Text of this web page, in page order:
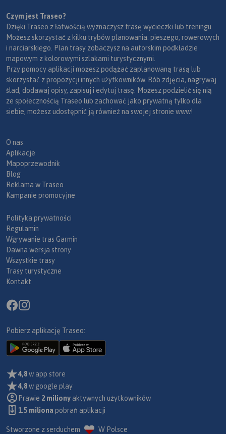
Czym jest Traseo?
Dzięki Traseo z łatwością wyznaczysz trasę wycieczki lub treningu.
Możesz skorzystać z kilku trybów planowania: pieszego, rowerowych
i narciarskiego. Plan trasy zobaczysz na autorskim podkładzie
mapowym z kolorowymi szlakami turystycznymi.
Przy pomocy aplikacji możesz podążać zaplanowaną trasą lub
skorzystać z propozycji innych użytkowników. Rób zdjęcia, nagrywaj
ślad, dodawaj opisy, zapisuj i edytuj trasę. Możesz podzielić się nią
ze społecznością Traseo lub zachować jako prywatną tylko dla
siebie, możesz udostępnić ją również na swojej stronie www!
O nas
Aplikacje
Mapoprzewodnik
Blog
Reklama w Traseo
Kampanie promocyjne
Polityka prywatności
Regulamin
Wgrywanie tras Garmin
Dawna wersja strony
Wszystkie trasy
Trasy turystyczne
Kontakt
Pobierz aplikację Traseo:
4,8w app store
4,8w google play
Prawie 2 miliony aktywnych użytkowników
1.5 miliona pobrań aplikacji
Stworzone z serduchem W Polsce